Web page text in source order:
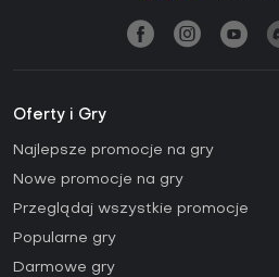
Oferty i Gry
Najlepsze promocje na gry
Nowe promocje na gry
Przeglądaj wszystkie promocje
Popularne gry
Darmowe gry